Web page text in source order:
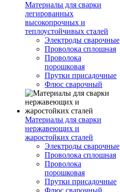
Материалы для сварки
легированных
высокопрочных и
теплоустойчивых сталей
Электроды сварочные
Проволока сплошная
Проволока
порошковая
Прутки присадочные
Флюс сварочный
Материалы для сварки
нержавеющих и
жаростойких сталей
Электроды сварочные
Проволока сплошная
Проволока
порошковая
Прутки присадочные
Флюс сварочный